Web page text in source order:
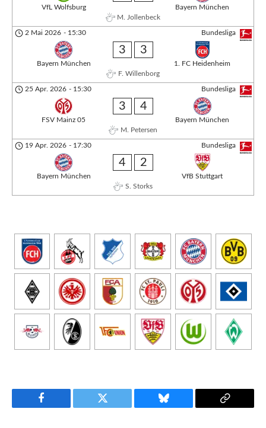
VfL Wolfsburg
Bayern München
M. Jollenbeck
Bundesliga
2 Mai 2026 - 15:30
Bayern München
3 3
1. FC Heidenheim
F. Willenborg
Bundesliga
25 Apr. 2026 - 15:30
FSV Mainz 05
3 4
Bayern München
M. Petersen
Bundesliga
19 Apr. 2026 - 17:30
Bayern München
4 2
VfB Stuttgart
S. Storks
Facebook Twitter Bluesky
Copy